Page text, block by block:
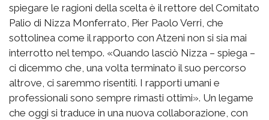
spiegare le ragioni della scelta è il rettore del Comitato
Palio di Nizza Monferrato, Pier Paolo Verri, che
sottolinea come il rapporto con Atzeni non si sia mai
interrotto nel tempo. «Quando lasciò Nizza – spiega –
ci dicemmo che, una volta terminato il suo percorso
altrove, ci saremmo risentiti. I rapporti umani e
professionali sono sempre rimasti ottimi». Un legame
che oggi si traduce in una nuova collaborazione, con